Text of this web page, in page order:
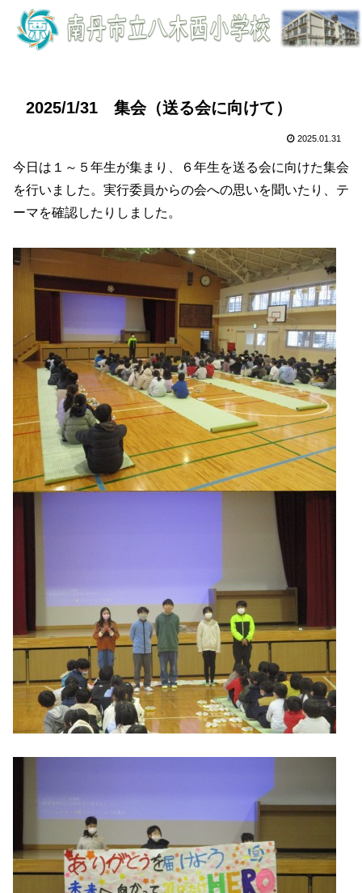
2025/1/31 集会（送る会に向けて）
2025.01.31
今日は１～５年生が集まり、６年生を送る会に向けた集会
を行いました。実行委員からの会への思いを聞いたり、テ
ーマを確認したりしました。